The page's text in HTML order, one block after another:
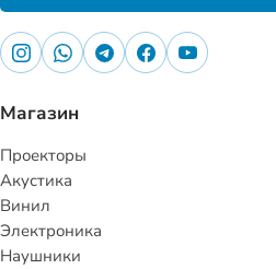
Магазин
Проекторы
Акустика
Винил
Электроника
Наушники